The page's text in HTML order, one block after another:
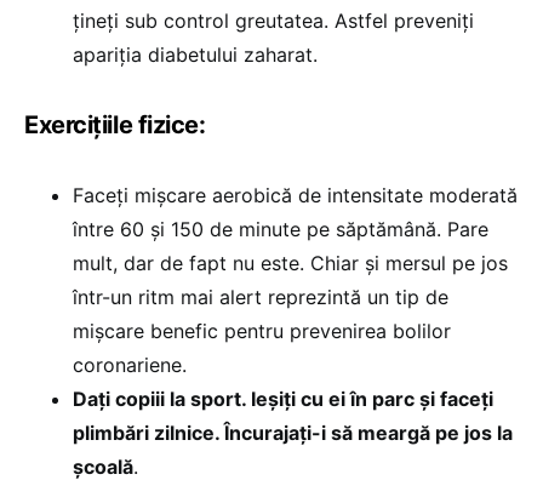
țineți sub control greutatea. Astfel preveniți
apariția diabetului zaharat.
Exercițiile fizice:
Faceți mișcare aerobică de intensitate moderată
între 60 și 150 de minute pe săptămână. Pare
mult, dar de fapt nu este. Chiar și mersul pe jos
într-un ritm mai alert reprezintă un tip de
mișcare benefic pentru prevenirea bolilor
coronariene.
Dați copiii la sport. Ieșiți cu ei în parc și faceți
plimbări zilnice. Încurajați-i să meargă pe jos la
școală.